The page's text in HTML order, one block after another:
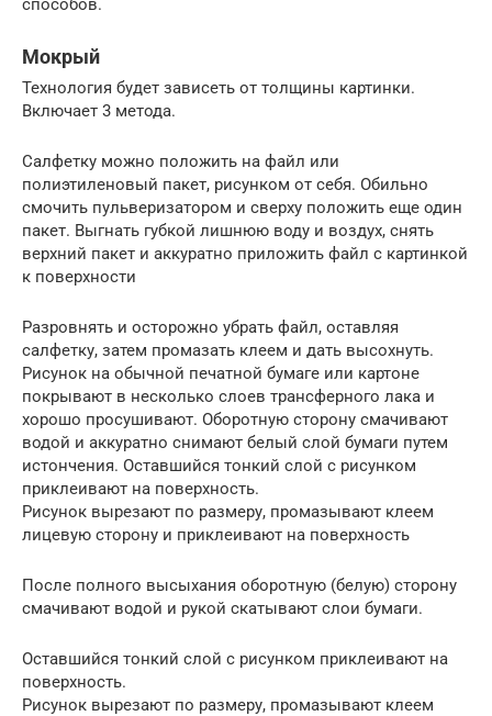
способов.
Мокрый
Технология будет зависеть от толщины картинки.
Включает 3 метода.
Салфетку можно положить на файл или
полиэтиленовый пакет, рисунком от себя. Обильно
смочить пульверизатором и сверху положить еще один
пакет. Выгнать губкой лишнюю воду и воздух, снять
верхний пакет и аккуратно приложить файл с картинкой
к поверхности
Разровнять и осторожно убрать файл, оставляя
салфетку, затем промазать клеем и дать высохнуть.
Рисунок на обычной печатной бумаге или картоне
покрывают в несколько слоев трансферного лака и
хорошо просушивают. Оборотную сторону смачивают
водой и аккуратно снимают белый слой бумаги путем
истончения. Оставшийся тонкий слой с рисунком
приклеивают на поверхность.
Рисунок вырезают по размеру, промазывают клеем
лицевую сторону и приклеивают на поверхность
После полного высыхания оборотную (белую) сторону
смачивают водой и рукой скатывают слои бумаги.
Оставшийся тонкий слой с рисунком приклеивают на
поверхность.
Рисунок вырезают по размеру, промазывают клеем